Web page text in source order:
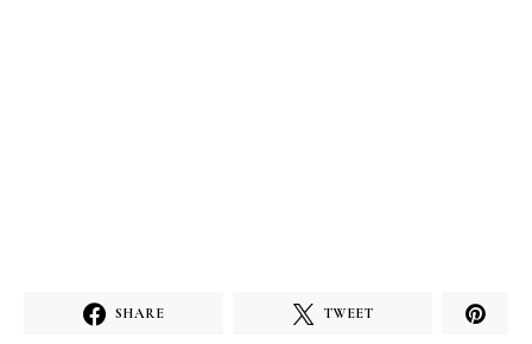
SHARE TWEET